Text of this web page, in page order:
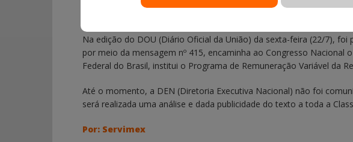
Na edição do DOU (Diário Oficial da União) da sexta-feira (22/7),
por meio da mensagem nº 415, encaminha ao Congresso
Federal do Brasil, institui o Programa de Remuneração Variável da
Até o momento, a DEN (Diretoria Executiva Nacional) não foi
será realizada uma análise e dada publicidade do texto a toda a
Por: Servimex